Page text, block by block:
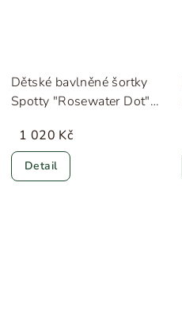
Dětské bavlněné šortky
Spotty "Rosewater Dot"
1 020 Kč
Detail